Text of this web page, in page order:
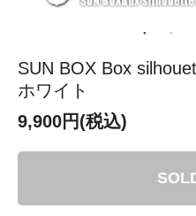
SUN BOX Box
ホワイト
9,900円(税込)